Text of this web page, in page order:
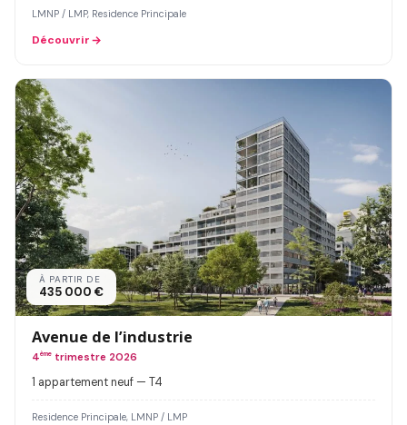
LMNP / LMP, Residence Principale
Découvrir
À PARTIR DE
435 000 €
Avenue de l’industrie
4ème trimestre 2026
1 appartement neuf — T4
Residence Principale, LMNP / LMP